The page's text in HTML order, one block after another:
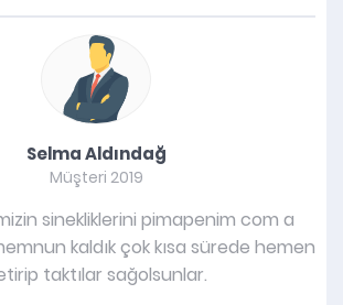
penceremiz çok fazla soğuk hava
önden arkalardan bu siteden halil
geldi pencerenin ayarlarını yaptı hiç